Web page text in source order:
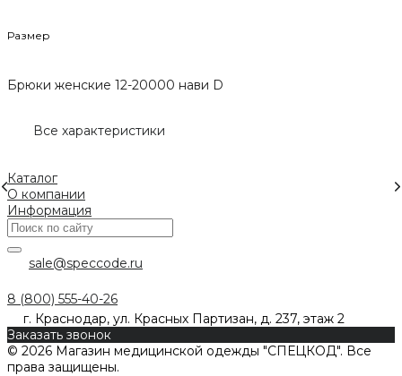
Размер
Брюки женские 12-20000 нави D
Все характеристики
Каталог
О компании
Информация
sale@speccode.ru
8 (800) 555-40-26
г. Краснодар, ул. Красных Партизан, д. 237, этаж 2
Заказать звонок
© 2026 Магазин медицинской одежды "СПЕЦКОД". Все
права защищены.